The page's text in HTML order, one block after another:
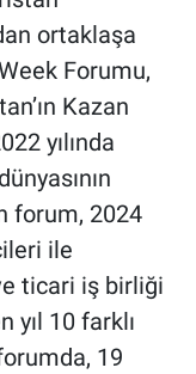
ortaklaşa
Forumu,
Kazan
yılında
forum, 2024
ile
ticari iş birliği
yıl 10 farklı
19